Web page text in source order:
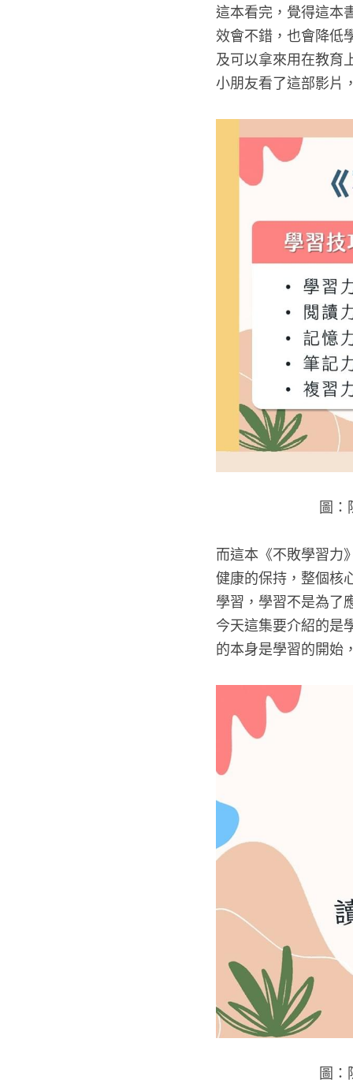
這本看完，覺得這本
效會不錯，也會降低
及可以拿來用在教育
小朋友看了這部影片
圖
而這本《不敗學習力
健康的保持，整個核
學習，學習不是為了
今天這集要介紹的是
的本身是學習的開始
圖